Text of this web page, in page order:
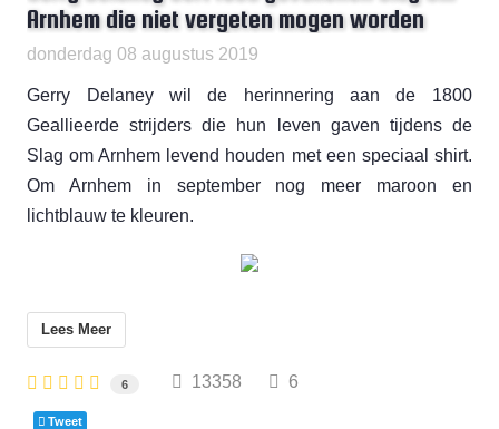
Arnhem die niet vergeten mogen worden
donderdag 08 augustus 2019
Gerry Delaney wil de herinnering aan de 1800
Geallieerde strijders die hun leven gaven tijdens de
Slag om Arnhem levend houden met een speciaal shirt.
Om Arnhem in september nog meer maroon en
lichtblauw te kleuren.
Lees Meer
6 13358 6
Tweet